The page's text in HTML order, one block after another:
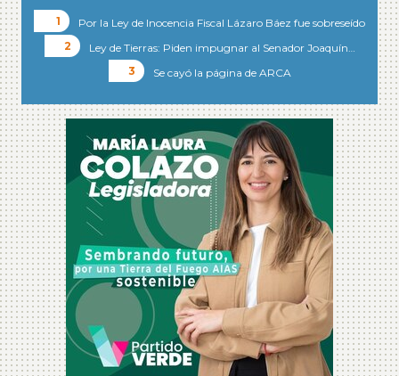
Por la Ley de Inocencia Fiscal Lázaro Báez fue sobreseído
Ley de Tierras: Piden impugnar al Senador Joaquín…
Se cayó la página de ARCA